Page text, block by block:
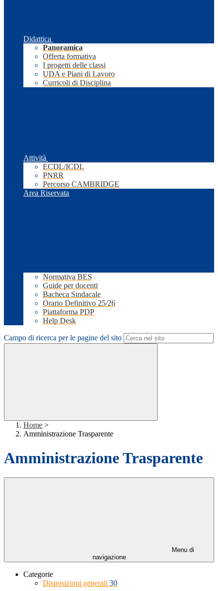
Didattica
Panoramica
Offerta formativa
I progetti delle classi
UDA e Piani di Lavoro
Curricoli di Disciplina
Attività
ECDL/ICDL
PNRR
Percorso CAMBRIDGE
Area Riservata
Normativa BES
Guide per docenti
Bacheca Sindacale
Orario Definitivo 25/26
Piattaforma PDP
Help Desk
Campo di ricerca per le pagine del sito
Home >
Amministrazione Trasparente
Amministrazione Trasparente
Menu di
navigazione
Categorie
Disposizioni generali 30